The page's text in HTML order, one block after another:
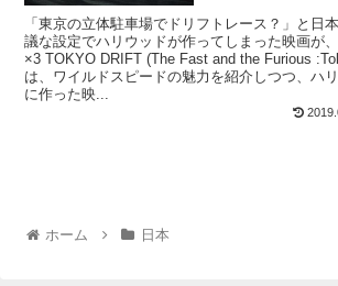
「東京の立体駐車場でドリフトレース？」と日
議な設定でハリウッドが作ってしまった映画が
×3 TOKYO DRIFT (The Fast and the Furious
は、ワイルドスピードの魅力を紹介しつつ、ハ
に作った映...
ホーム 日本